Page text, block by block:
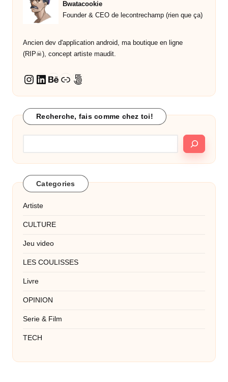
Bwatacookie
Founder & CEO de lecontrechamp (rien que ça)
Ancien dev d'application android, ma boutique en ligne
(RIP☠︎︎), concept artiste maudit.
Instagram
LinkedIn
Behance
Lien500px
Recherche, fais comme chez toi!
Categories
Artiste
CULTURE
Jeu video
LES COULISSES
Livre
OPINION
Serie & Film
TECH